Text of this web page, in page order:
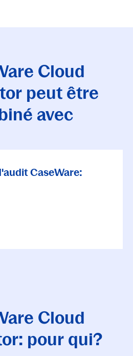
Cloud
peut être
avec
CaseWare:
Cloud
pour qui?